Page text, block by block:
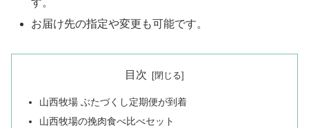
す。
お届け先の指定や変更も可能です。
目次
山西牧場 ぶたづくし定期便が到着
山西牧場の挽肉食べ比べセット